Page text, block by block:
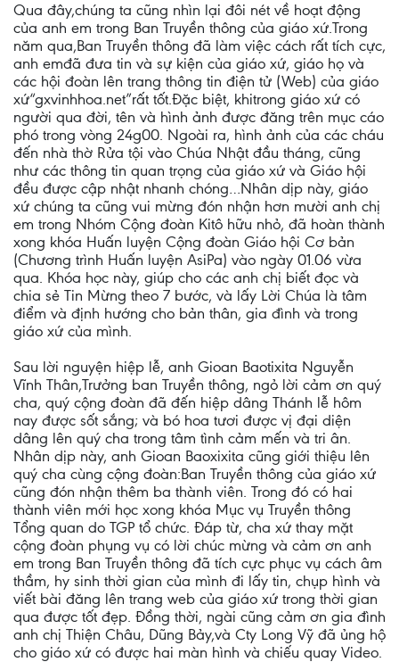
Qua đây,chúng ta cũng nhìn lại đôi nét về hoạt động
của anh em trong Ban Truyền thông của giáo xứ.Trong
năm qua,Ban Truyền thông đã làm việc cách rất tích cực,
anh emđã đưa tin và sự kiện của giáo xứ, giáo họ và
các hội đoàn lên trang thông tin điện tử (Web) của giáo
xứ“gxvinhhoa.net”rất tốt.Đặc biệt, khitrong giáo xứ có
người qua đời, tên và hình ảnh được đăng trên mục cáo
phó trong vòng 24g00. Ngoài ra, hình ảnh của các cháu
đến nhà thờ Rửa tội vào Chúa Nhật đầu tháng, cũng
như các thông tin quan trọng của giáo xứ và Giáo hội
đều được cập nhật nhanh chóng…Nhân dịp này, giáo
xứ chúng ta cũng vui mừng đón nhận hơn mười anh chị
em trong Nhóm Cộng đoàn Kitô hữu nhỏ, đã hoàn thành
xong khóa Huấn luyện Cộng đoàn Giáo hội Cơ bản
(Chương trình Huấn luyện AsiPa) vào ngày 01.06 vừa
qua. Khóa học này, giúp cho các anh chị biết đọc và
chia sẻ Tin Mừng theo 7 bước, và lấy Lời Chúa là tâm
điểm và định hướng cho bản thân, gia đình và trong
giáo xứ của mình.
Sau lời nguyện hiệp lễ, anh Gioan Baotixita Nguyễn
Vĩnh Thân,Trưởng ban Truyền thông, ngỏ lời cảm ơn quý
cha, quý cộng đoàn đã đến hiệp dâng Thánh lễ hôm
nay được sốt sắng; và bó hoa tươi được vị đại diện
dâng lên quý cha trong tâm tình cảm mến và tri ân.
Nhân dịp này, anh Gioan Baoxixita cũng giới thiệu lên
quý cha cùng cộng đoàn:Ban Truyền thông của giáo xứ
cũng đón nhận thêm ba thành viên. Trong đó có hai
thành viên mới học xong khóa Mục vụ Truyền thông
Tổng quan do TGP tổ chức. Đáp từ, cha xứ thay mặt
cộng đoàn phụng vụ có lời chúc mừng và cảm ơn anh
em trong Ban Truyền thông đã tích cực phục vụ cách âm
thầm, hy sinh thời gian của mình đi lấy tin, chụp hình và
viết bài đăng lên trang web của giáo xứ trong thời gian
qua được tốt đẹp. Đồng thời, ngài cũng cảm ơn gia đình
anh chị Thiện Châu, Dũng Bảy,và Cty Long Vỹ đã ủng hộ
cho giáo xứ có được hai màn hình và chiếu quay Video.